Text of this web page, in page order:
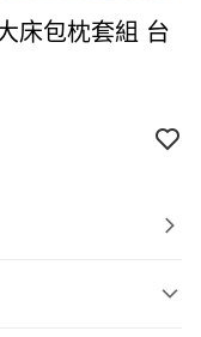
床包枕套組 台